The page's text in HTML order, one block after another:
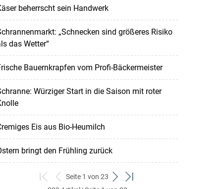
beherrscht sein Handwerk
„Schnecken sind größeres Risiko
das Wetter“
Bauernkrapfen vom Profi-Bäckermeister
Würziger Start in die Saison mit roter
Eis aus Bio-Heumilch
bringt den Frühling zurück
zum
zurück
Seite 1 von 23
weiterzum